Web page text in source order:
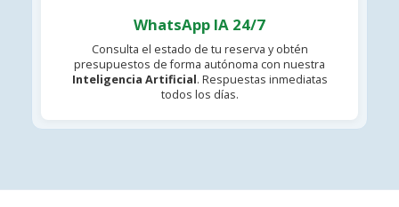
WhatsApp IA 24/7
Consulta el estado de tu reserva y obtén
presupuestos de forma autónoma con nuestra
Inteligencia Artificial. Respuestas inmediatas
todos los días.